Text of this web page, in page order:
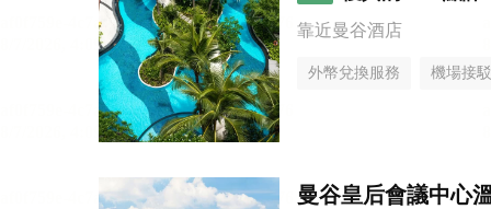
靠近曼谷酒店
外幣兌換服務 機場接
曼谷皇后會議中心